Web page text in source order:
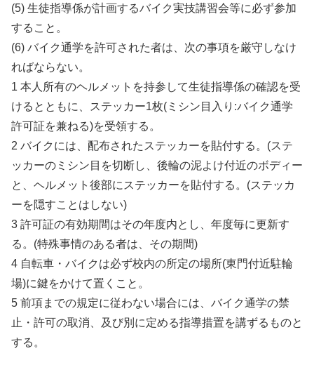
(5) 生徒指導係が計画するバイク実技講習会等に必ず参加
すること。
(6) バイク通学を許可された者は、次の事項を厳守しなけ
ればならない。
1 本人所有のヘルメットを持参して生徒指導係の確認を受
けるとともに、ステッカー1枚(ミシン目入り:バイク通学
許可証を兼ねる)を受領する。
2 バイクには、配布されたステッカーを貼付する。(ステ
ッカーのミシン目を切断し、後輪の泥よけ付近のボディー
と、ヘルメット後部にステッカーを貼付する。(ステッカ
ーを隠すことはしない)
3 許可証の有効期間はその年度内とし、年度毎に更新す
る。(特殊事情のある者は、その期間)
4 自転車・バイクは必ず校内の所定の場所(東門付近駐輪
場)に鍵をかけて置くこと。
5 前項までの規定に従わない場合には、バイク通学の禁
止・許可の取消、及び別に定める指導措置を講ずるものと
する。